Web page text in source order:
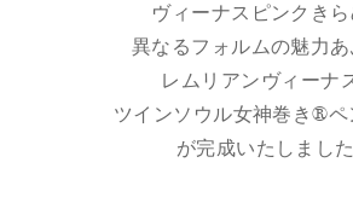
ヴィーナスピンクきら
異なるフォルムの魅力
レムリアンヴィーナ
ツインソウル女神巻き®ペ
が完成いたしまし